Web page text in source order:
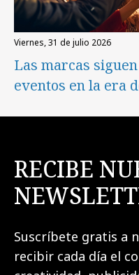
viernes, 31 de julio 2026
Las marcas
eventos en la era
RECIBE
Suscríbete gratis a
recibir cada día el